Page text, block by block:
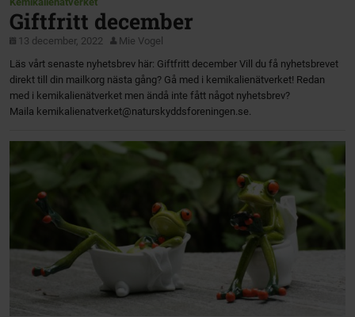
Giftfritt december
13 december, 2022
Mie Vogel
Läs vårt senaste nyhetsbrev här: Giftfritt december Vill du få nyhetsbrevet
direkt till din mailkorg nästa gång? Gå med i kemikalienätverket! Redan
med i kemikalienätverket men ändå inte fått något nyhetsbrev?
Maila kemikalienatverket@naturskyddsforeningen.se.